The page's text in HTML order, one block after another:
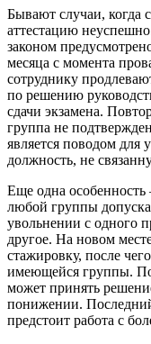
Бывают случаи, когда
аттестацию
законом
месяца с момента
сотруднику
по решению
сдачи экзамена.
группа не
является поводом для
должность, не
Еще одна особенность
любой группы
увольнении с одного
другое. На новом
стажировку, после
имеющейся группы. По
может принять
понижении.
предстоит работа с